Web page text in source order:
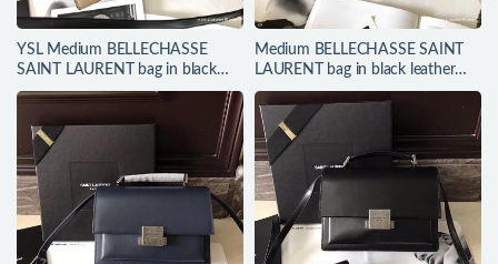
YSL Medium BELLECHASSE
SAINT LAURENT bag in black
leather and taupe suede
Medium BELLECHASSE SAINT
LAURENT bag in black leather
and taupe suede